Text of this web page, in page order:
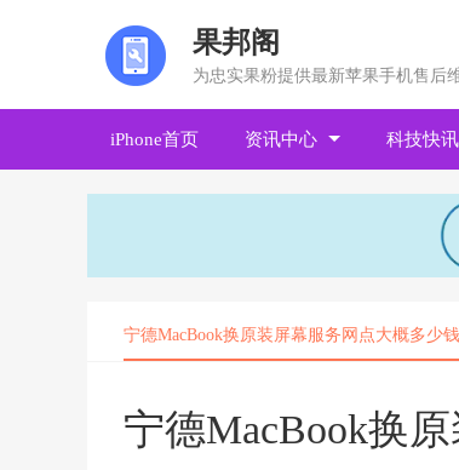
果邦阁
为忠实果粉提供最新苹果手机售后
iPhone首页 资讯中心 科技快讯
宁德MacBook换原装屏幕服务网点大概多少钱
宁德MacBook换